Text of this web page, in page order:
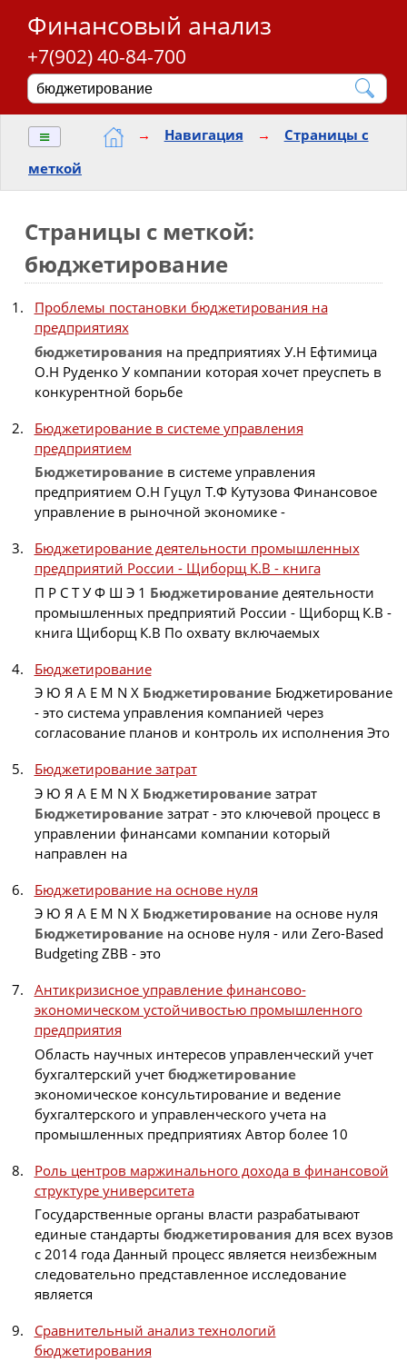
Финансовый анализ
+7(902) 40-84-700
≡ → Навигация →
Страницы с
меткой
Страницы с меткой:
бюджетирование
Проблемы постановки бюджетирования на
предприятиях
бюджетирования на предприятиях У.Н Ефтимица
О.Н Руденко У компании которая хочет преуспеть в
конкурентной борьбе
Бюджетирование в системе управления
предприятием
Бюджетированиев системе управления
предприятием О.Н Гуцул Т.Ф Кутузова Финансовое
управление в рыночной экономике -
Бюджетирование деятельности промышленных
предприятий России - Щиборщ К.В - книга
П Р С Т У Ф Ш Э 1 Бюджетированиедеятельности
промышленных предприятий России - Щиборщ К.В -
книга Щиборщ К.В По охвату включаемых
Бюджетирование
Э Ю Я A E M N X БюджетированиеБюджетирование
- это система управления компанией через
согласование планов и контроль их исполнения Это
Бюджетирование затрат
Э Ю Я A E M N X Бюджетированиезатрат
Бюджетированиезатрат - это ключевой процесс в
управлении финансами компании который
направлен на
Бюджетирование на основе нуля
Э Ю Я A E M N X Бюджетированиена основе нуля
Бюджетированиена основе нуля - или Zero-Based
Budgeting ZBB - это
Антикризисное управление финансово-
экономическом устойчивостью промышленного
предприятия
Область научных интересов управленческий учет
бухгалтерский учет бюджетирование
экономическое консультирование и ведение
бухгалтерского и управленческого учета на
промышленных предприятиях Автор более 10
Роль центров маржинального дохода в финансовой
структуре университета
Государственные органы власти разрабатывают
единые стандарты бюджетирования для всех вузов
с 2014 года Данный процесс является неизбежным
следовательно представленное исследование
является
Сравнительный анализ технологий
бюджетирования